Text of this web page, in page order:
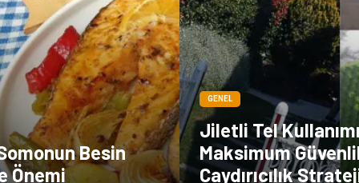
Besin
Önemi
GENEL
Jiletli Tel
Maksimum
Caydırıcılık